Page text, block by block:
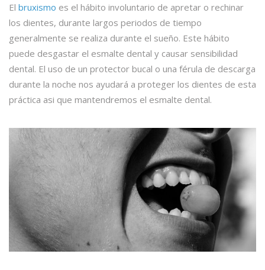
El bruxismo es el hábito involuntario de apretar o rechinar
los dientes, durante largos periodos de tiempo
generalmente se realiza durante el sueño. Este hábito
puede desgastar el esmalte dental y causar sensibilidad
dental. El uso de un protector bucal o una férula de descarga
durante la noche nos ayudará a proteger los dientes de esta
práctica asi que mantendremos el esmalte dental.